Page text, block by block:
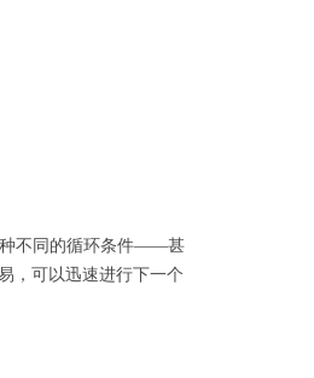
种不同的循环条件——甚
，可以迅速进行下一个